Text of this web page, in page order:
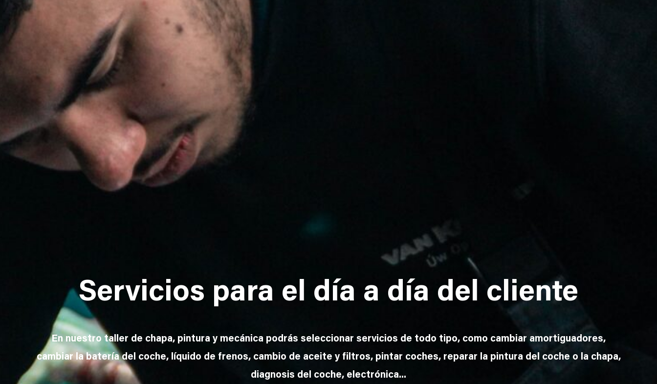
Servicios para el día a día del cliente
En nuestro taller de chapa, pintura y mecánica podrás seleccionar servicios de todo tipo, como cambiar amortiguadores,
cambiar la batería del coche, líquido de frenos, cambio de aceite y filtros, pintar coches, reparar la pintura del coche o la chapa,
diagnosis del coche, electrónica...